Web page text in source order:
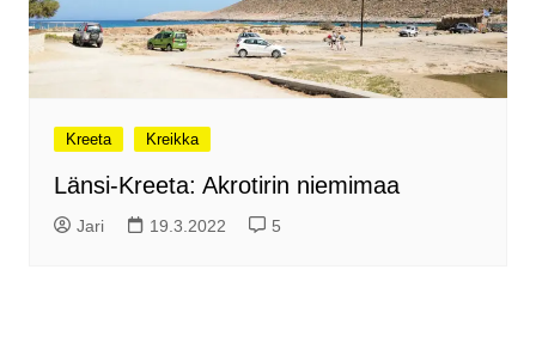
Kreeta Kreikka
Länsi-Kreeta: Akrotirin niemimaa
Jari 19.3.2022 5